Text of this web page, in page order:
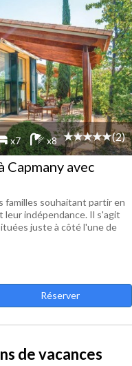
x7 x8 (2)
Capmany avec
familles souhaitant partir en
leur indépendance. Il s'agit
juste à côté l'une de
Réserver
de vacances